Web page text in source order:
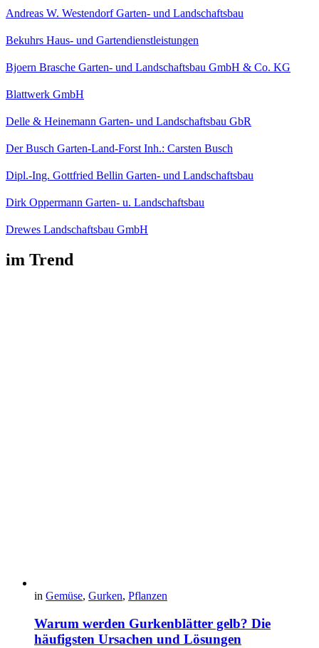
Andreas W. Westendorf Garten- und Landschaftsbau
Bekuhrs Haus- und Gartendienstleistungen
Bjoern Brasche Garten- und Landschaftsbau GmbH & Co. KG
Blattwerk GmbH
Delle & Heinemann Garten- und Landschaftsbau GbR
Der Busch Garten-Land-Forst Inh.: Carsten Busch
Dipl.-Ing. Gottfried Bellin Garten- und Landschaftsbau
Dirk Oppermann Garten- u. Landschaftsbau
Drewes Landschaftsbau GmbH
im Trend
in Gemüse, Gurken, Pflanzen
Warum werden Gurkenblätter gelb? Die
häufigsten Ursachen und Lösungen